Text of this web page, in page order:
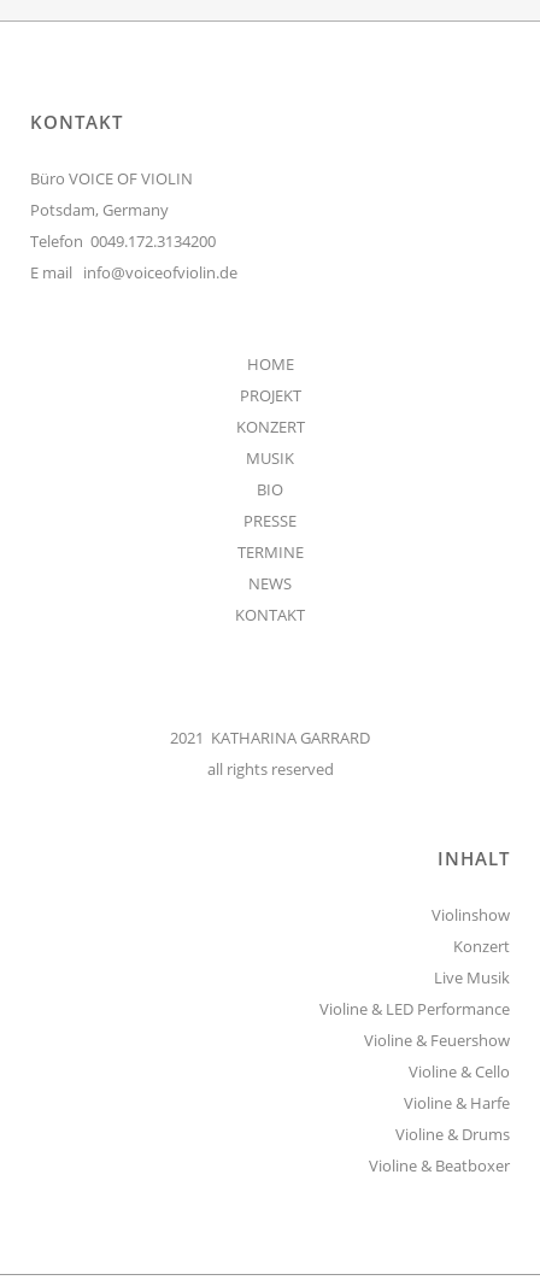
KONTAKT
Büro VOICE OF VIOLIN
Potsdam, Germany
Telefon 0049.172.3134200
E mail info@voiceofviolin.de
HOME
PROJEKT
KONZERT
MUSIK
BIO
PRESSE
TERMINE
NEWS
KONTAKT
2021 KATHARINA GARRARD
all rights reserved
INHALT
Violinshow
Konzert
Live Musik
Violine & LED Performance
Violine & Feuershow
Violine & Cello
Violine & Harfe
Violine & Drums
Violine & Beatboxer